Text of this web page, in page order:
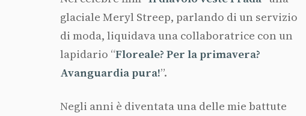
glaciale Meryl Streep, parlando di un servizio
di moda, liquidava una collaboratrice con un
lapidario “Floreale? Per la primavera?
Avanguardia pura!”.
Negli anni è diventata una delle mie battute